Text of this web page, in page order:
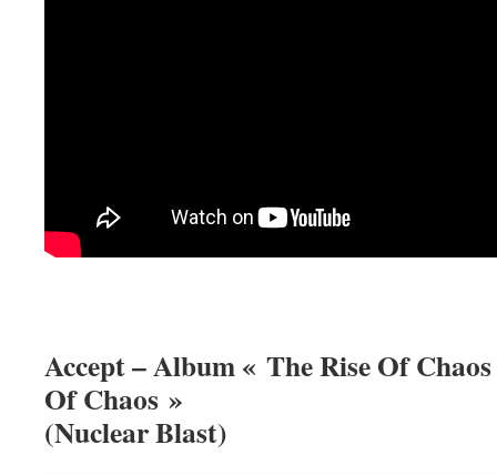
Accept – Album « The Rise Of
Of Chaos »
(Nuclear Blast)